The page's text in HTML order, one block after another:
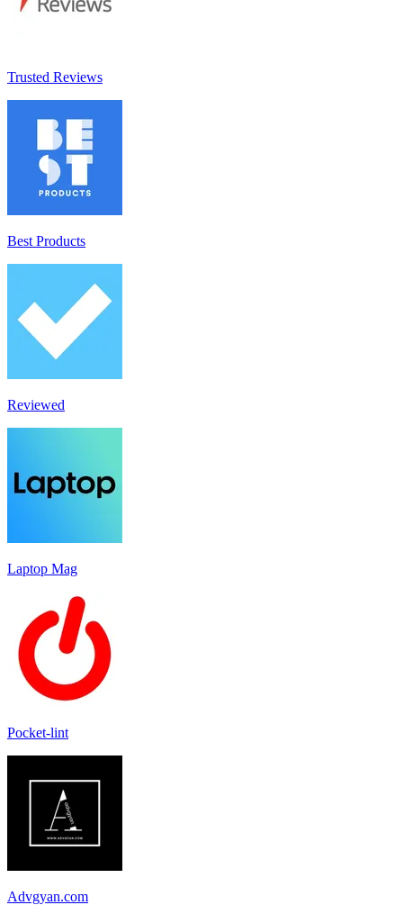
Trusted Reviews
Best Products
Reviewed
Laptop Mag
Pocket-lint
Advgyan.com